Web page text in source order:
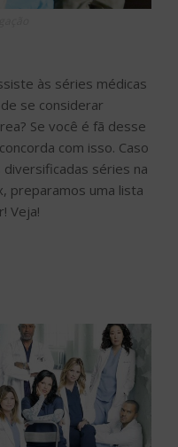
às séries médicas
se considerar
Se você é fã desse
com isso. Caso
diversificadas séries na
preparamos uma lista
Veja!